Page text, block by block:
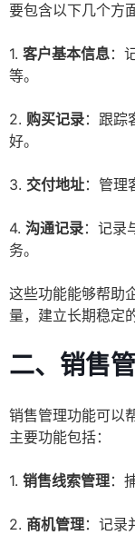
要包含以下几个方面
1. 客户基本信息：
等。
2. 购买记录：跟踪
好。
3. 交付地址：管理
4. 沟通记录：记录
务。
这些功能能够帮助
量，建立长期稳定
二、销售
销售管理功能可以
主要功能包括：
1. 销售线索管理：
2. 商机管理：记录